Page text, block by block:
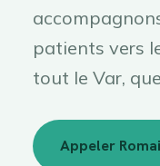
patients vers
tout le Var,
Appeler